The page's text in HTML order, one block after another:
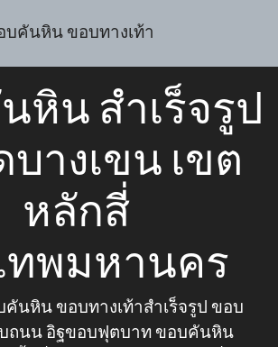
บคันหิน ขอบทางเท้า
หิน สำเร็จรูป
างเขน เขต
หลักสี่
ทพมหานคร
นหิน ขอบทางเท้าสำเร็จรูป ขอบ
ถนน อิฐขอบฟุตบาท ขอบคันหิน